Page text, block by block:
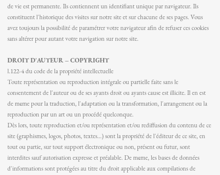
de vie est permanente. Ils contiennent un identifiant unique par navigateur. Ils
constituent l'historique des visites sur notre site et sur chacune de ses pages. Vous
avez toujours la possibilité de paramétrer votre navigateur afin de refuser ces cookies
sans altérer pour autant votre navigation sur notre site.
DROIT D'AUTEUR – COPYRIGHT
l.122-4 du code de la propriété intellectuelle
Toute représentation ou reproduction intégrale ou partielle faite sans le
consentement de l'auteur ou de ses ayants droit ou ayants cause est illicite. Il en est
de même pour la traduction, l'adaptation ou la transformation, l'arrangement ou la
reproduction par un art ou un procédé quelconque.
Dès lors, toute reproduction et/ou représentation et/ou rediffusion du contenu de ce
site (graphismes, logos, photos, textes…) sont la propriété de l'éditeur de ce site, en
tout ou partie, sur tout support électronique ou non, présent ou futur, sont
interdites sauf autorisation expresse et préalable. De même, les bases de données
d'informations sont protégées au titre du droit applicable aux compilations de